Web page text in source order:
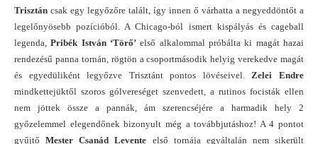
Trisztán csak egy legyőzőre talált, így innen ő várhatta a negyeddöntőt a
legelőnyösebb pozícióból. A Chicago-ból ismert kispályás és cageball
legenda,Pribék István ‘Törő’ első alkalommal próbálta ki magát hazai
rendezésű panna tornán, rögtön a csoportmásodik helyig verekedve magát
és egyedüliként legyőzve Trisztánt pontos lövéseivel. Zelei Endre
mindkettejüktől szoros gólvereséget szenvedett, a rutinos focisták ellen
nem jöttek össze a pannák, ám szerencséjére a harmadik hely 2
győzelemmel elegendőnek bizonyult még a továbbjutáshoz! A 4 pontot
gyűjtőMester Csanád Levente első tornája egyáltalán nem sikerült